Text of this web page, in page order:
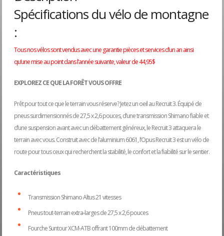
Spécifications du vélo de montagne
:
Tous nos vélos sont vendus avec une garantie pièces et services d’un an ainsi
qu’une mise au point dans l’année suivante, valeur de 44,95$
EXPLOREZ CE QUE LA FORÊT VOUS OFFRE
Prêt pour tout ce que le terrain vous réserve? Jetez un oeil au Recruit 3. Équipé de
pneus surdimensionnés de 27,5 x 2,6 pouces, d’une transmission Shimano fiable et
d’une suspension avant avec un débattement généreux, le Recruit 3 attaquera le
terrain avec vous. Construit avec de l’aluminium 6061, l’Opus Recruit 3 est un vélo de
route pour tous ceux qui recherchent la stabilité, le confort et la fiabilité sur le sentier.
Caractéristiques
Transmission Shimano Altus 21 vitesses
Pneus tout-terrain extra-larges de 27,5 x 2,6 pouces
Fourche Suntour XCM-ATB offrant 100mm de débattement